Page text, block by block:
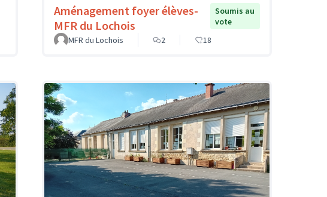
Aménagement foyer élèves-
MFR du Lochois
Soumis au
vote
MFR du Lochois
2 18